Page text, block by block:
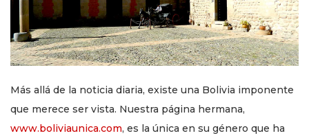
Más allá de la noticia diaria, existe una Bolivia imponente
que merece ser vista. Nuestra página hermana,
www.boliviaunica.com, es la única en su género que ha